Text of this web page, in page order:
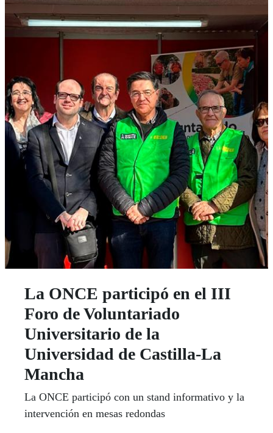
La ONCE participó en el III
Foro de Voluntariado
Universitario de la
Universidad de Castilla-La
Mancha
La ONCE participó con un stand informativo y la
intervención en mesas redondas